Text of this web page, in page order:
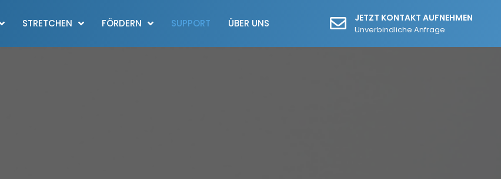
STRETCHEN FÖRDERN SUPPORT ÜBER UNS JETZT KONTAKT AUFNEHMEN
Unverbindliche Anfrage